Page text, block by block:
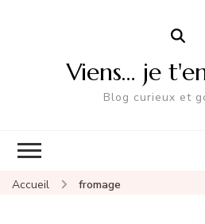
Viens… je
Blog curieux et
Accueil fromage